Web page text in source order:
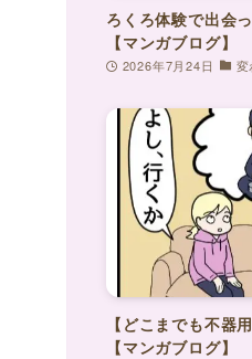
ろくろ体験で出会
【マンガブログ】
2026年7月24日
【どこまでも不器
【マンガブログ】